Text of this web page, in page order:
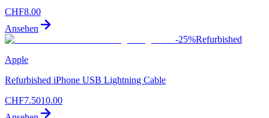
CHF8.00
Ansehen
-25%Refurbished
Apple
Refurbished iPhone USB Lightning Cable
CHF7.5010.00